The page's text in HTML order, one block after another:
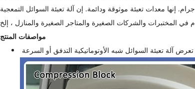
الخرطوم بشكل تعسفي للحشو ، والذي يمكن أن يفي بسعة غير محدودة تزيد عن 5 جرام. إنها معدات تعبئة موثوقة ودائمة. إن آلة تعبئة السوائل التمعجية
مواصفات المنتج
تعرض آلة تعبئة السوائل شبه الأوتوماتيكية التدفق أو السرعة